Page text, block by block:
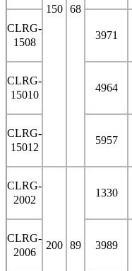
150 68
CLRG-
1508
3971
CLRG-
15010
4964
CLRG-
15012
5957
CLRG-
2002
200 89
1330
CLRG-
2006
3989